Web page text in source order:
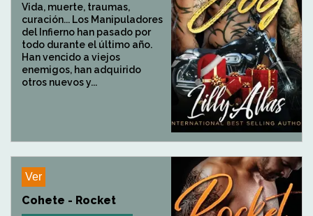
Vida, muerte, traumas,
curación... Los Manipuladores
del Infierno han pasado por
todo durante el último año.
Han vencido a viejos
enemigos, han adquirido
otros nuevos y...
Ver
Cohete - Rocket